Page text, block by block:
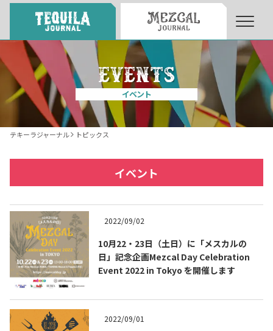
About About Tequila Journal
テキーラとは What’s Tequila
テキーラマーケット
テキーラの飲み方 How to Drink Tequila
イベント
テキーラジャーナル トピックス
イベント
2022/09/02
10月22・23日（土日）に「メスカルの
日」記念企画Mezcal Day Celebration
Event 2022 in Tokyo を開催します
2022/09/01